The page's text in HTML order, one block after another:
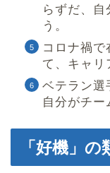
らずだ、
う。
コロナ禍で
て、キャリ
ベテラン選
自分がチー
「好機」の